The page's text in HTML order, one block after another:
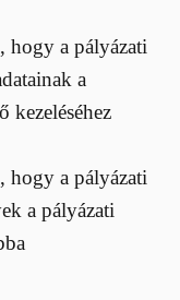
hogy a pályázati
a
kezeléséhez
hogy a pályázati
a pályázati